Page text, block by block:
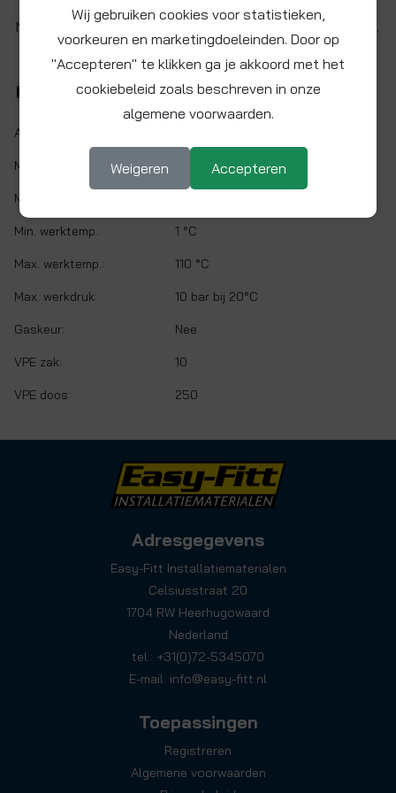
Neusstuk messing verchroomd 1/2" binnen x 3/8" buiten.
Kenmerken
Artikelnr.:
Maat: 1/2" x 3/8" BSP
Materiaal:
Min. werktemp.: 1 °C
Max. werktemp.: 110 °C
Max. werkdruk: 10 bar bij 20°C
Gaskeur: Nee
VPE zak: 10
VPE doos: 250
Adresgegevens
Easy-Fitt Installatiematerialen
Celsiusstraat 20
1704 RW Heerhugowaard
Nederland
tel.: +31(0)72-5345070
E-mail: info@easy-fitt.nl
Toepassingen
Registreren
Algemene voorwaarden
Wij gebruiken cookies voor statistieken,
voorkeuren en marketingdoeleinden. Door op
"Accepteren" te klikken ga je akkoord met het
cookiebeleid zoals beschreven in onze
algemene voorwaarden.
Weigeren Accepteren